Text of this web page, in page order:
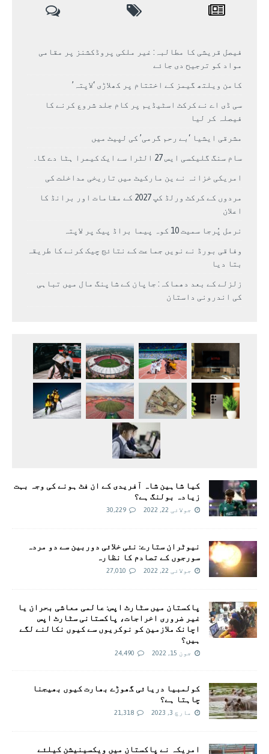
فیصل قریشی کا مطالبہ: غیر ملکی پروڈکشنز پر مقامی
مواد کو ترجیح دی جائے
کامن ویلتھ گیمز کے اختتام پر کھلاڑی ‘لاپتہ’
سی ڈی اے نے کرکٹ اسٹیڈیم پر کام جلد شروع کرنے کا
فیصلہ کر لیا
مشرقی ایشیا ‘بے رحم گرمی’ کی لپیٹ میں
سام سنگ گلیکسی ایس 27 الٹرا سے ایک کیمرا ہٹا دے گا.
امریکی خزانہ نے ین مارکیٹ میں تاریخی مداخلت کی
مردوں کے کرکٹ ورلڈ کپ 2027 کے مقامات اور برانڈ کا
اعلان
نرمل پُرجا سمیت 10 کوہ پیما براڈ پیک پر لاپتہ
وفاقی بورڈ نے نویں جماعت کے نتائج چیک کرنے کا طریقہ
بتا دیا
زلزلے کے بعد دھماکہ: جاپان کے شاپنگ مال میں تباہی
کی اندرونی داستان
کیا شاہین شاہ آفریدی کے ان فٹ ہونے کی وجہ بہت
زیادہ بولنگ ہے؟
جولائی 22, 2022 30,229
نیوٹران ستارے: نئی خلائی دوربین سے دو مردہ
سورجوں کے تصادم کا نظارہ
جولائی 22, 2022 27,010
پاکستان میں سٹارٹ اپس: عالمی معاشی بحران یا
غیر ضروری اخراجات، پاکستانی سٹارٹ اپس
اچانک ملازمین کو نوکریوں سے کیوں نکالنے لگے
ہیں؟
جون 15, 2022 24,490
کولمبیا دریائی گھوڑے بھارت کیوں بھیجنا
چاہتا ہے؟
مارچ 3, 2023 21,318
امريکہ نے پاکستان میں ویکسینیشن کیلئے